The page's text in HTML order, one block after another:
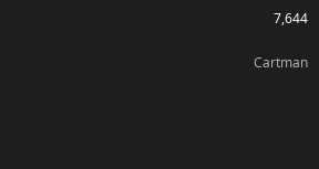
7,644
Cartman